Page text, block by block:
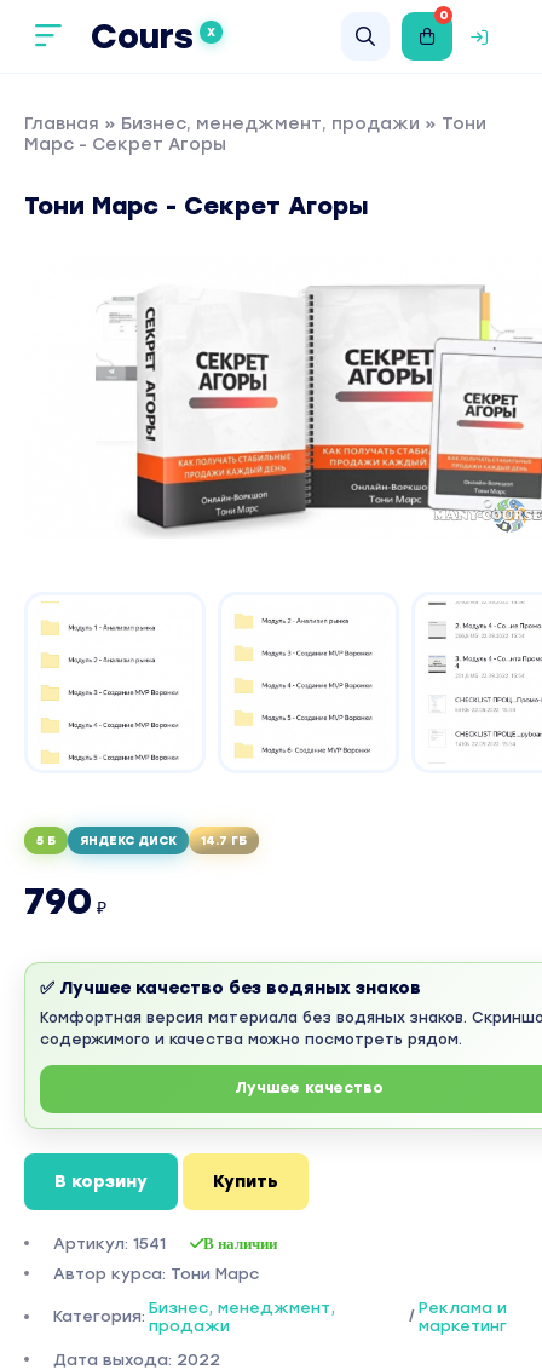
Cours X
0
Главная » Бизнес, менеджмент, продажи » Тони
Марс - Секрет Агоры
Тони Марс - Секрет Агоры
5 Б ЯНДЕКС ДИСК 14.7 ГБ
790 ₽
✅ Лучшее качество без водяных знаков
Комфортная версия материала без водяных знаков.
содержимого и качества можно посмотреть рядом.
Лучшее качество
В корзину Купить
Артикул: 1541 В наличии
Автор курса: Тони Марс
Категория: Бизнес, менеджмент,
продажи
/ Реклама и
маркетинг
Дата выхода: 2022